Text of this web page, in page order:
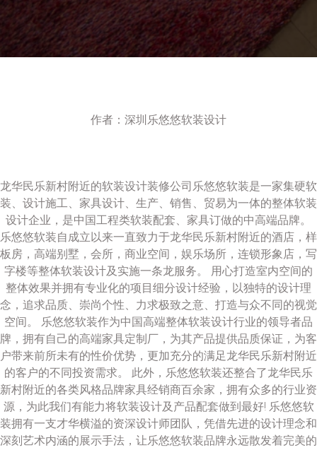
作者：深圳乐悠悠软装设计
龙华民乐新村附近的软装设计装修公司乐悠悠软装是一家集硬软
装、设计施工、家具设计、生产、销售、贸易为一体的整体软装
设计企业，是中国工程类软装配套、家具订做的中高端品牌。
乐悠悠软装自成立以来一直致力于龙华民乐新村附近的酒店，样
板房，高端别墅，会所，商业空间，娱乐场所，连锁形象店，写
字楼等整体软装设计及实施一条龙服务。 用心打造室内空间的
整体效果并拥有专业化的项目细分设计经验，以独特的设计理
念，追求品质、崇尚个性、力求极致之意、打造与众不同的视觉
空间。 乐悠悠软装作为中国高端整体软装设计行业的领导者品
牌，拥有自己的高端家具定制厂，为其产品提供品质保证，为客
户带来前所未有的性价优势，更加充分的满足龙华民乐新村附近
的客户的不同投资需求。 此外，乐悠悠软装还整合了龙华民乐
新村附近的各类风格品牌家具经销商百余家，拥有众多的行业资
源，为此我们有能力将软装设计及产品配套做到最好! 乐悠悠软
装拥有一支才华横溢的资深设计师团队，凭借先进的设计理念和
深刻艺术内涵的展示手法，让乐悠悠软装品牌永远散发着完美的